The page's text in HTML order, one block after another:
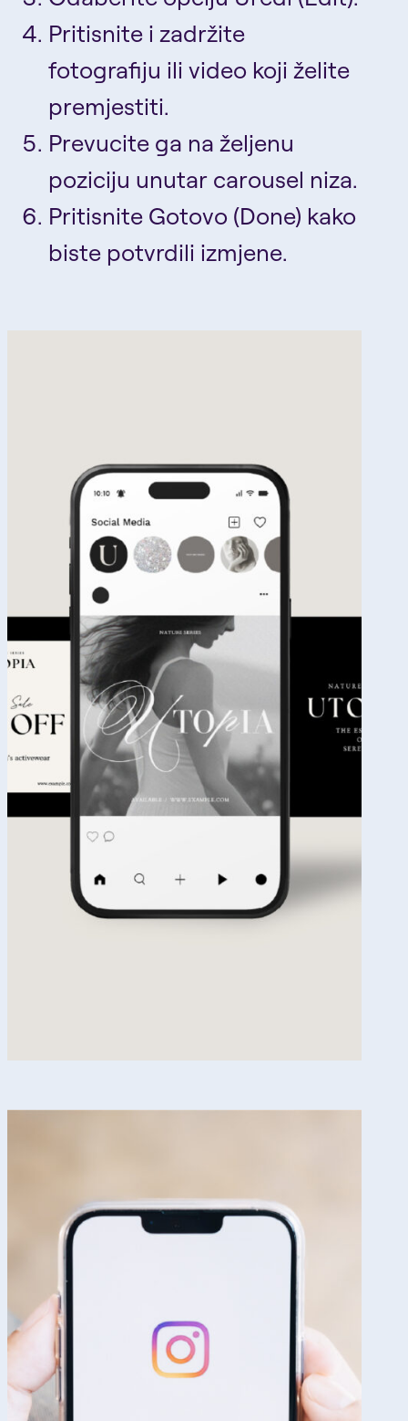
Pritisnite i zadržite
fotografiju ili video koji želite
premjestiti.
Prevucite ga na željenu
poziciju unutar carousel niza.
Pritisnite Gotovo (Done) kako
biste potvrdili izmjene.